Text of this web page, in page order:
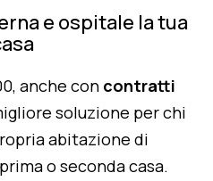
e ospitale la tua
anche con contratti
soluzione per chi
abitazione di
o seconda casa.